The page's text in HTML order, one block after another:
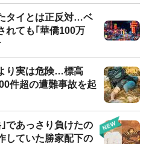
タイとは正反対…ベ
れても｢華僑100万
り実は危険…標高
件超の遭難事故を起
であっさり負けたの
していた勝家配下の